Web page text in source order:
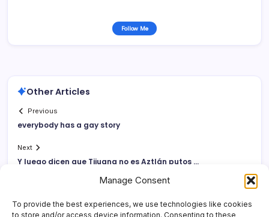
Manage Consent
To provide the best experiences, we use technologies like cookies
to store and/or access device information. Consenting to these
Follow Me
Other Articles
Previous
everybody has a gay story
Next
Y luego dicen que Tijuana no es Aztlán putos …